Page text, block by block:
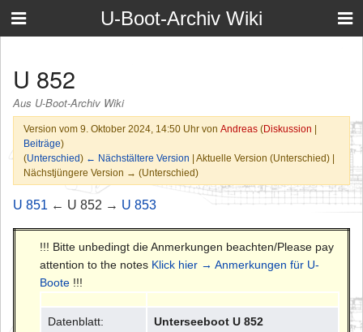
U-Boot-Archiv Wiki
U 852
Aus U-Boot-Archiv Wiki
Version vom 9. Oktober 2024, 14:50 Uhr von Andreas (Diskussion |
Beiträge)
(Unterschied) ← Nächstältere Version | Aktuelle Version (Unterschied) |
Nächstjüngere Version → (Unterschied)
U 851 ← U 852 → U 853
!!! Bitte unbedingt die Anmerkungen beachten/Please pay
attention to the notes Klick hier → Anmerkungen für U-
Boote !!!
Datenblatt: Unterseeboot U 852